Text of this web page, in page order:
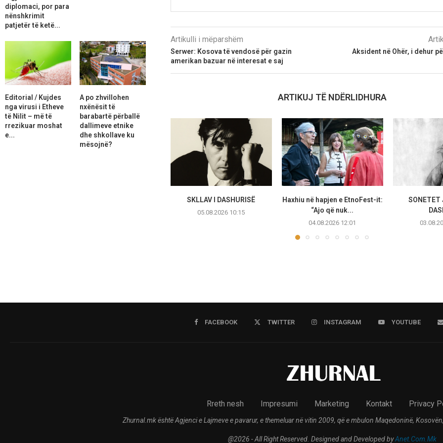
Artikulli i mëparshëm
​Serwer: Kosova të vendosë për gazin
amerikan bazuar në interesat e saj
Aksident në Ohër, i dehur
ARTIKUJ TË NDËRLIDHURA
SKLLAV I DASHURISË
05.08.2026 10:15
Haxhiu në hapjen e EtnoFest-it:
“Ajo që nuk...
04.08.2026 12:01
SONETET
diplomaci, por para
nënshkrimit
patjetër të ketë...
Editorial / Kujdes
nga virusi i Etheve
të Nilit – më të
rrezikuar moshat
e...
A po zhvillohen
nxënësit të
barabartë përballë
dallimeve etnike
dhe shkollave ku
mësojnë?
FACEBOOK TWITTER INSTAGRAM YOUTUBE
Rreth nesh Impresumi Marketing Kontakt Privacy
Zhurnal.mk është Agjenci e Lajmeve e pavarur, e themeluar në vitin 2009, që e mbulon Maqedoninë,
@2026 - All Right Reserved. Designed and Developed byAnet.Com.Mk